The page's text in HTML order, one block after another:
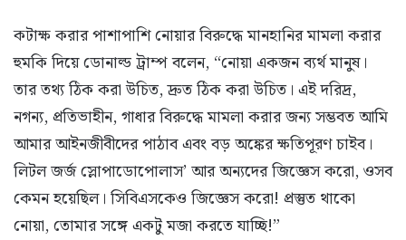
কটাক্ষ করার পাশাপাশি নোয়ার বিরুদ্ধে মানহানির মামলা করার
হুমকি দিয়ে ডোনাল্ড ট্রাম্প বলেন, “নোয়া একজন ব্যর্থ মানুষ।
তার তথ্য ঠিক করা উচিত, দ্রুত ঠিক করা উচিত। এই দরিদ্র,
নগন্য, প্রতিভাহীন, গাধার বিরুদ্ধে মামলা করার জন্য সম্ভবত আমি
আমার আইনজীবীদের পাঠাব এবং বড় অঙ্কের ক্ষতিপূরণ চাইব।
লিটল জর্জ স্লোপাডোপোলাস’ আর অন্যদের জিজ্ঞেস করো, ওসব
কেমন হয়েছিল। সিবিএসকেও জিজ্ঞেস করো! প্রস্তুত থাকো
নোয়া, তোমার সঙ্গে একটু মজা করতে যাচ্ছি!”